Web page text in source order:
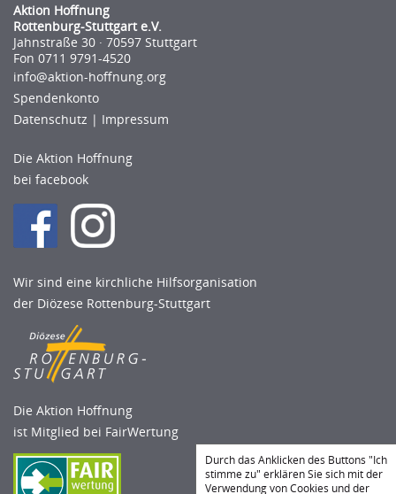
Durch das Anklicken des Buttons "Ich
stimme zu" erklären Sie sich mit der
Verwendung von Cookies und der
Aktion Hoffnung
Rottenburg-Stuttgart e.V.
Jahnstraße 30 · 70597 Stuttgart
Fon 0711 9791-4520
info@aktion-hoﬀnung.org
Spendenkonto
Datenschutz | Impressum
Die Aktion Hoffnung
bei facebook
Wir sind eine kirchliche Hilfsorganisation
der Diözese Rottenburg-Stuttgart
Die Aktion Hoffnung
ist Mitglied bei FairWertung